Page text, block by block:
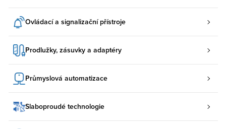
Ovládací a signalizační přístroje
Prodlužky, zásuvky a adaptéry
Průmyslová automatizace
Slaboproudé technologie